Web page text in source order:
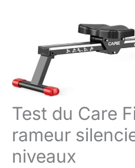
Test du Care
rameur
niveaux